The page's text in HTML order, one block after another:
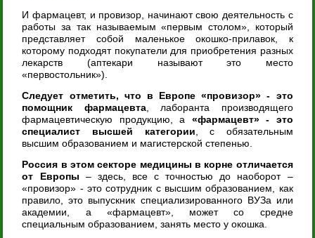
И фармацевт, и провизор, начинают свою деятельность с
работы за так называемым «первым столом», который
представляет собой маленькое окошко-прилавок, к
которому подходят покупатели для приобретения разных
лекарств (аптекари называют это место
«первостольник»).
Следует отметить, что в Европе «провизор» - это
помощник фармацевта, лаборанта производящего
фармацевтическую продукцию, а «фармацевт» - это
специалист высшей категории , с обязательным
высшим образованием и магистерской степенью.
Россия в этом секторе медицины в корне отличается
от Европы – здесь, все с точностью до наоборот –
«провизор» - это сотрудник с высшим образованием, как
правило, это выпускник специализированного ВУЗа или
академии, а «фармацевт», может со средне
специальным образованием, занять место у окошка.